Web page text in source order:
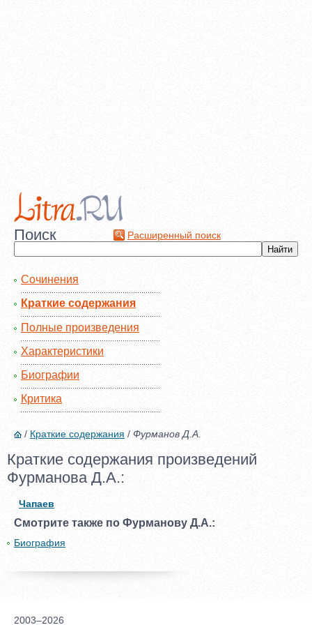
Поиск Расширенный поиск
Сочинения
Краткие содержания
Полные произведения
Характеристики
Биографии
Критика
/ Краткие содержания / Фурманов Д.А.
Краткие содержания произведений
Фурманова Д.А.:
Чапаев
Смотрите также по Фурманову Д.А.:
Биография
2003–2026